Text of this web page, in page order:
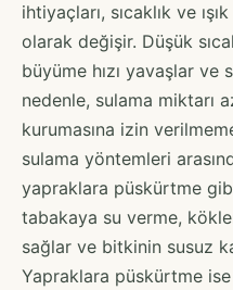
ihtiyaçları, sıcaklık ve
olarak değişir. Düşük
büyüme hızı yavaşlar ve
nedenle, sulama miktarı
kurumasına izin
sulama yöntemleri
yapraklara püskürtme
tabakaya su verme,
sağlar ve bitkinin susuz
Yapraklara püskürtme